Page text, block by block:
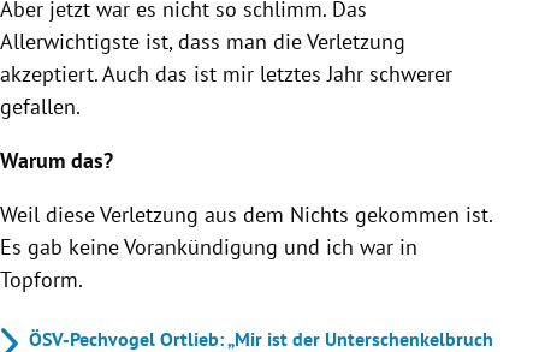
Aber jetzt war es nicht so schlimm. Das
Allerwichtigste ist, dass man die Verletzung
akzeptiert. Auch das ist mir letztes Jahr schwerer
gefallen.
Warum das?
Weil diese Verletzung aus dem Nichts gekommen ist.
Es gab keine Vorankündigung und ich war in
Topform.
ÖSV-Pechvogel Ortlieb: „Mir ist der Unterschenkelbruch